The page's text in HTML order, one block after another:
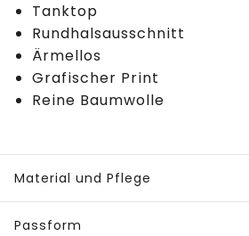
Tanktop
Rundhalsausschnitt
Ärmellos
Grafischer Print
Reine Baumwolle
Material und Pflege
Passform